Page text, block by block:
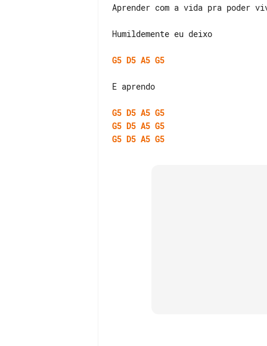
Aprender com a vida pra poder
Humildemente eu deixo
G5 D5 A5 G5
E aprendo
G5 D5 A5 G5
G5 D5 A5 G5
G5 D5 A5 G5